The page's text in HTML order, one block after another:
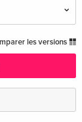
CHF 23,50
CHF 19,50
les versions